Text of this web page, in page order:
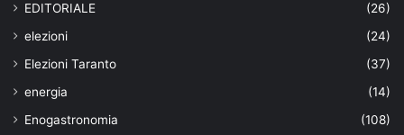
EDITORIALE
(26)
elezioni
(24)
Elezioni Taranto
(37)
energia
(14)
Enogastronomia
(108)